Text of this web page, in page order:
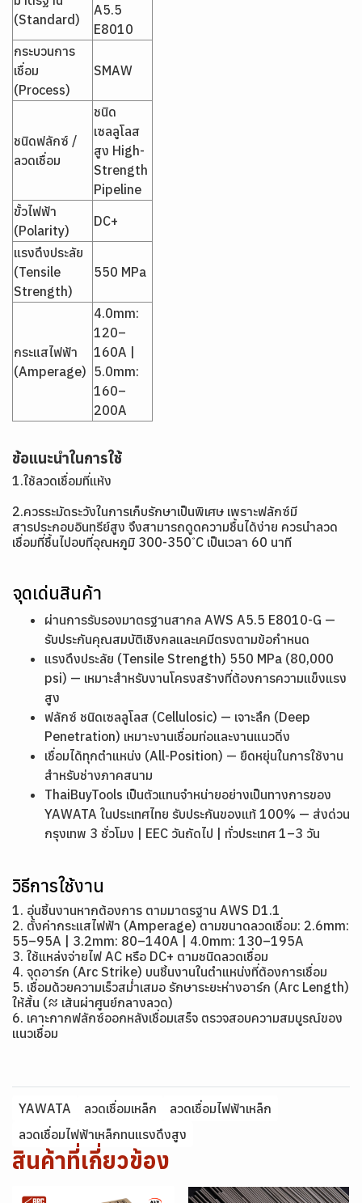
(Standard)
A5.5
E8010
กระบวนการ
เชื่อม
(Process)
SMAW
ชนิดฟลักซ์ /
ลวดเชื่อม
ชนิด
เซลลูโลส
สูง High-
Strength
Pipeline
ขั้วไฟฟ้า
(Polarity)
DC+
แรงดึงประลัย
(Tensile
Strength)
550 MPa
กระแสไฟฟ้า
(Amperage)
4.0mm:
120–
160A |
5.0mm:
160–
200A
ข้อแนะนำในการใช้
1.ใช้ลวดเชื่อมที่แห้ง
2.ควรระมัดระวังในการเก็บรักษาเป็นพิเศษ เพราะฟลักซ์มี
สารประกอบอินทรีย์สูง จึงสามารถดูดความชื้นได้ง่าย ควรนำลวด
เชื่อมที่ชื้นไปอบที่อุณหภูมิ 300-350 ํC เป็นเวลา 60 นาที
จุดเด่นสินค้า
ผ่านการรับรองมาตรฐานสากล AWS A5.5 E8010-G —
รับประกันคุณสมบัติเชิงกลและเคมีตรงตามข้อกำหนด
แรงดึงประลัย (Tensile Strength) 550 MPa (80,000
psi) — เหมาะสำหรับงานโครงสร้างที่ต้องการความแข็งแรง
สูง
ฟลักซ์ ชนิดเซลลูโลส (Cellulosic) — เจาะลึก (Deep
Penetration) เหมาะงานเชื่อมท่อและงานแนวดิ่ง
เชื่อมได้ทุกตำแหน่ง (All-Position) — ยืดหยุ่นในการใช้งาน
สำหรับช่างภาคสนาม
ThaiBuyTools เป็นตัวแทนจำหน่ายอย่างเป็นทางการของ
YAWATA ในประเทศไทย รับประกันของแท้ 100% — ส่งด่วน
กรุงเทพ 3 ชั่วโมง | EEC วันถัดไป | ทั่วประเทศ 1–3 วัน
วิธีการใช้งาน
1. อุ่นชิ้นงานหากต้องการ ตามมาตรฐาน AWS D1.1
2. ตั้งค่ากระแสไฟฟ้า (Amperage) ตามขนาดลวดเชื่อม: 2.6mm:
55–95A | 3.2mm: 80–140A | 4.0mm: 130–195A
3. ใช้แหล่งจ่ายไฟ AC หรือ DC+ ตามชนิดลวดเชื่อม
4. จุดอาร์ก (Arc Strike) บนชิ้นงานในตำแหน่งที่ต้องการเชื่อม
5. เชื่อมด้วยความเร็วสม่ำเสมอ รักษาระยะห่างอาร์ก (Arc Length)
ให้สั้น (≈ เส้นผ่าศูนย์กลางลวด)
6. เคาะกากฟลักซ์ออกหลังเชื่อมเสร็จ ตรวจสอบความสมบูรณ์ของ
แนวเชื่อม
YAWATA ลวดเชื่อมเหล็ก
ลวดเชื่อมไฟฟ้าเหล็ก
ลวดเชื่อมไฟฟ้าเหล็กทนแรงดึงสูง
สินค้าที่เกี่ยวข้อง